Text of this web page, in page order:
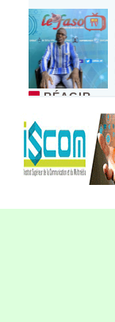
RÉAGIR